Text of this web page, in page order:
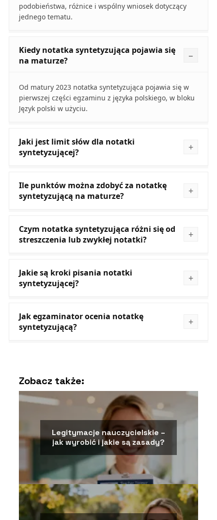
podobieństwa, różnice i wspólny wniosek dotyczący
jednego tematu.
Kiedy notatka syntetyzująca pojawia się
na maturze?
Od matury 2023 notatka syntetyzująca pojawia się w
pierwszej części egzaminu z języka polskiego, w bloku
Język polski w użyciu.
Jaki jest limit słów dla notatki
syntetyzującej?
Ile punktów można zdobyć za notatkę
syntetyzującą na maturze?
Czym notatka syntetyzująca różni się od
streszczenia lub zwykłej notatki?
Jakie są kroki pisania notatki
syntetyzującej?
Jak egzaminator ocenia notatkę
syntetyzującą?
Zobacz także:
Legitymacje nauczycielskie –
jak wyrobić i jakie są zasady?